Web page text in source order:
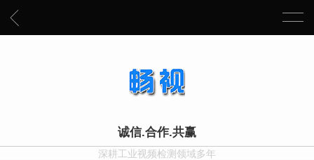
诚信.合作.共赢
深耕工业视频检测领域多年